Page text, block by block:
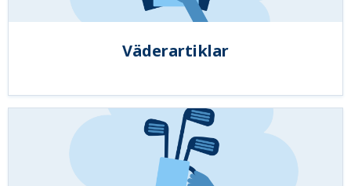
Väderartiklar